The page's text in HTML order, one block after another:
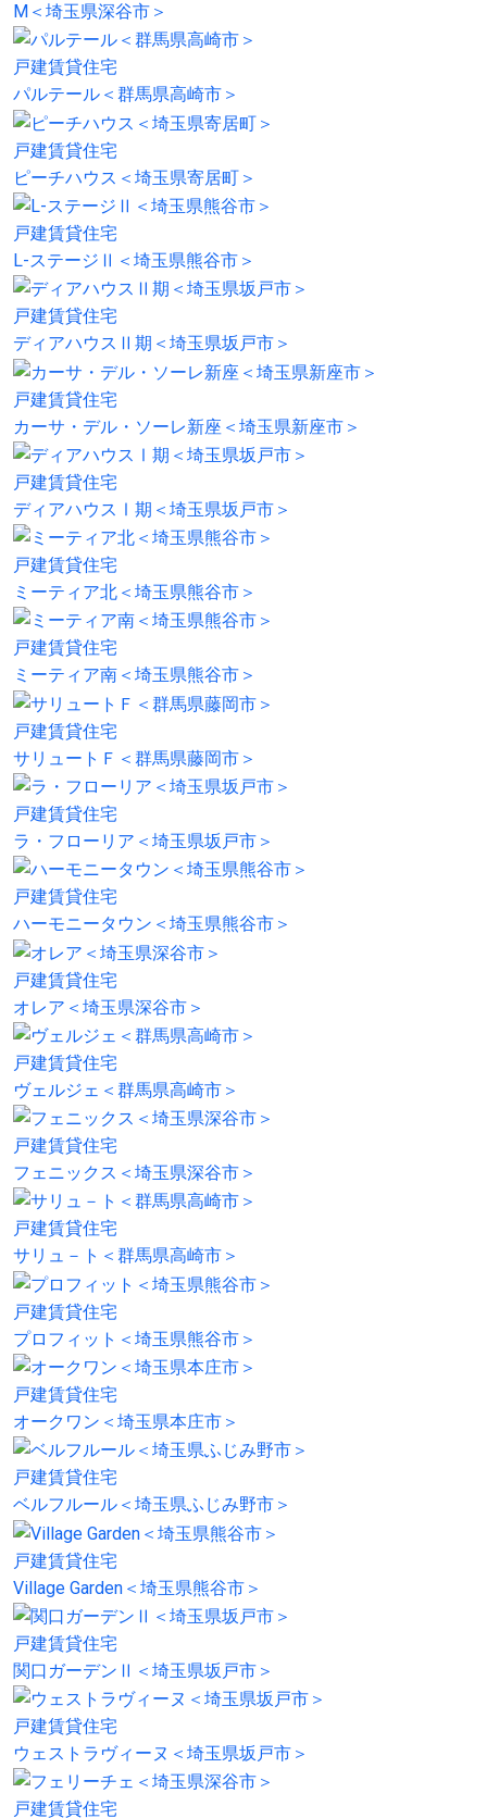
M＜埼玉県深谷市＞
戸建賃貸住宅
パルテール＜群馬県高崎市＞
戸建賃貸住宅
ピーチハウス＜埼玉県寄居町＞
戸建賃貸住宅
L-ステージⅡ＜埼玉県熊谷市＞
戸建賃貸住宅
ディアハウスⅡ期＜埼玉県坂戸市＞
戸建賃貸住宅
カーサ・デル・ソーレ新座＜埼玉県新座市＞
戸建賃貸住宅
ディアハウスⅠ期＜埼玉県坂戸市＞
戸建賃貸住宅
ミーティア北＜埼玉県熊谷市＞
戸建賃貸住宅
ミーティア南＜埼玉県熊谷市＞
戸建賃貸住宅
サリュートＦ＜群馬県藤岡市＞
戸建賃貸住宅
ラ・フローリア＜埼玉県坂戸市＞
戸建賃貸住宅
ハーモニータウン＜埼玉県熊谷市＞
戸建賃貸住宅
オレア＜埼玉県深谷市＞
戸建賃貸住宅
ヴェルジェ＜群馬県高崎市＞
戸建賃貸住宅
フェニックス＜埼玉県深谷市＞
戸建賃貸住宅
サリュ－ト＜群馬県高崎市＞
戸建賃貸住宅
プロフィット＜埼玉県熊谷市＞
戸建賃貸住宅
オークワン＜埼玉県本庄市＞
戸建賃貸住宅
ベルフルール＜埼玉県ふじみ野市＞
戸建賃貸住宅
Village Garden＜埼玉県熊谷市＞
戸建賃貸住宅
関口ガーデンⅡ＜埼玉県坂戸市＞
戸建賃貸住宅
ウェストラヴィーヌ＜埼玉県坂戸市＞
戸建賃貸住宅